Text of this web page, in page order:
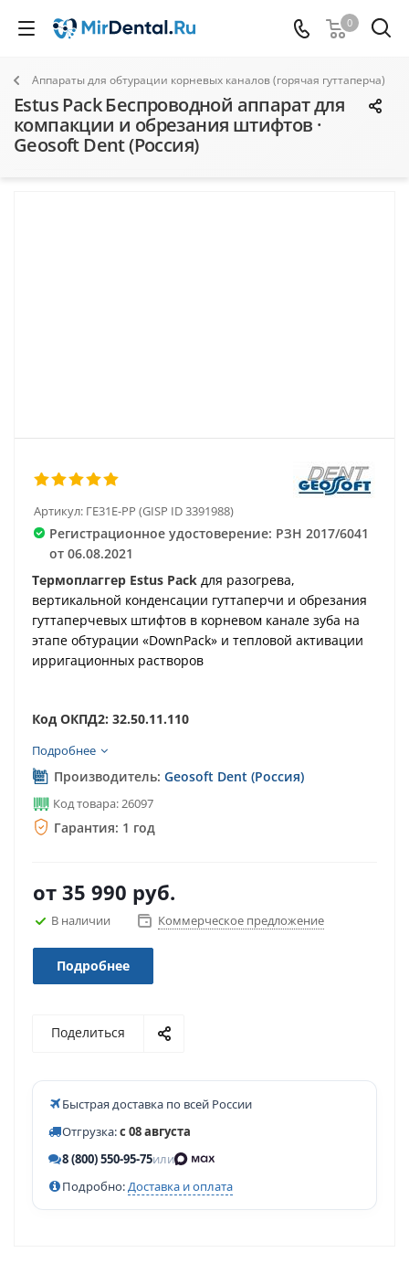
0
Аппараты для обтурации корневых каналов (горячая гуттаперча)
Estus Pack Беспроводной аппарат для
компакции и обрезания штифтов ·
Geosoft Dent (Россия)
Артикул: ГЕ31E-PP (GISP ID 3391988)
Регистрационное удостоверение: РЗН 2017/6041
от 06.08.2021
Термоплаггер Estus Pack для разогрева,
вертикальной конденсации гуттаперчи и обрезания
гуттаперчевых штифтов в корневом канале зуба на
этапе обтурации «DownPack» и тепловой активации
ирригационных растворов
Код ОКПД2: 32.50.11.110
Подробнее
Производитель: Geosoft Dent (Россия)
Код товара: 26097
Гарантия: 1 год
от 35 990 руб.
В наличии Коммерческое предложение
Подробнее
Поделиться
Быстрая доставка по всей России
Отгрузка:с 08 августа
8 (800) 550-95-75или
Подробно:Доставка и оплата